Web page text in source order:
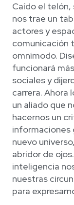
Caído el telón,
nos trae un
actores y
comunicación
omnímodo.
funcionará
sociales y
carrera. Ahora
un aliado que
hacernos un
informaciones
nuevo
abridor de
inteligencia
nuestras
para